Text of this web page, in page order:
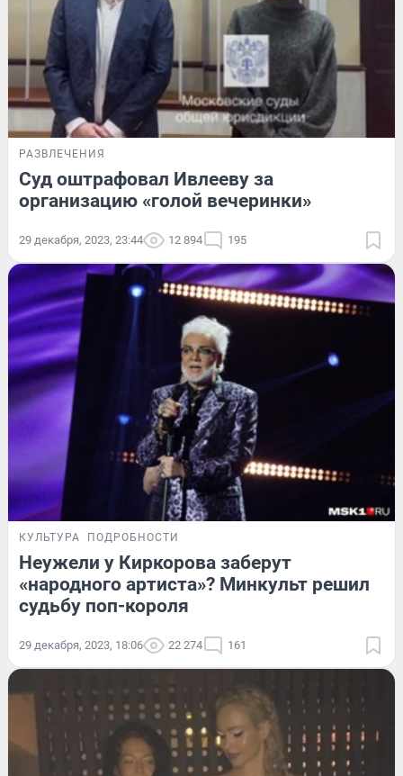
РАЗВЛЕЧЕНИЯ
Суд оштрафовал Ивлееву за
организацию «голой вечеринки»
29 декабря, 2023, 23:44 12 894 195
КУЛЬТУРА ПОДРОБНОСТИ
Неужели у Киркорова заберут
«народного артиста»? Минкульт решил
судьбу поп-короля
29 декабря, 2023, 18:06 22 274 161